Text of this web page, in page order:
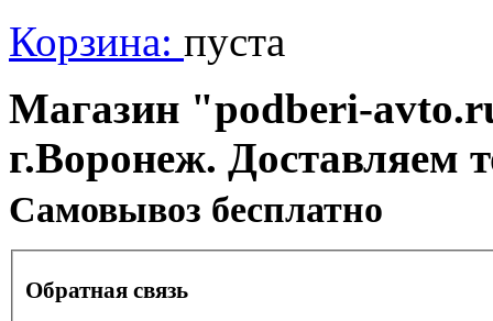
Корзина: пуста
Магазин "podberi-
г.Воронеж. Доставляем
Cамовывоз бесплатно
Обратная связь